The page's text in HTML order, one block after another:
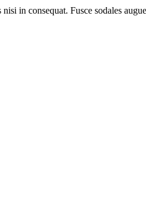
in consequat. Fusce sodales